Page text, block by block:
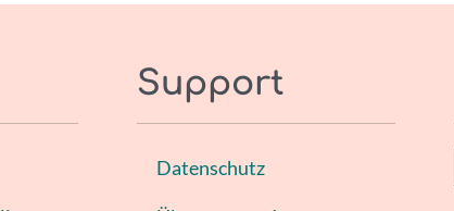
Support
Datenschutz